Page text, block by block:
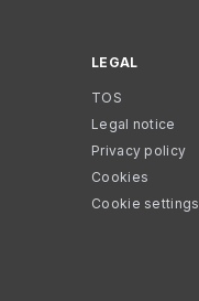
LEGAL
TOS
Legal notice
Privacy policy
Cookies
Cookie settings